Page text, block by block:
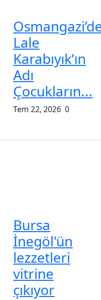
Lale
Karabıyık’ın
Adı
Çocukların...
Tem 22, 2026 0
Bursa
İnegöl'ün
lezzetleri
vitrine
çıkıyor